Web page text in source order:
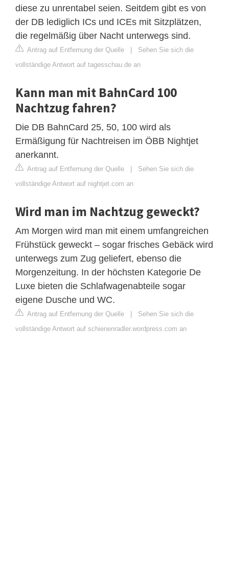
diese zu unrentabel seien. Seitdem gibt es von
der DB lediglich ICs und ICEs mit Sitzplätzen,
die regelmäßig über Nacht unterwegs sind.
Antrag auf Entfernung der Quelle | Sehen Sie sich die
vollständige Antwort auf tagesschau.de an
Kann man mit BahnCard 100
Nachtzug fahren?
Die DB BahnCard 25, 50, 100 wird als
Ermäßigung für Nachtreisen im ÖBB Nightjet
anerkannt.
Antrag auf Entfernung der Quelle | Sehen Sie sich die
vollständige Antwort auf nightjet.com an
Wird man im Nachtzug geweckt?
Am Morgen wird man mit einem umfangreichen
Frühstück geweckt – sogar frisches Gebäck wird
unterwegs zum Zug geliefert, ebenso die
Morgenzeitung. In der höchsten Kategorie De
Luxe bieten die Schlafwagenabteile sogar
eigene Dusche und WC.
Antrag auf Entfernung der Quelle | Sehen Sie sich die
vollständige Antwort auf schienenradler.wordpress.com an